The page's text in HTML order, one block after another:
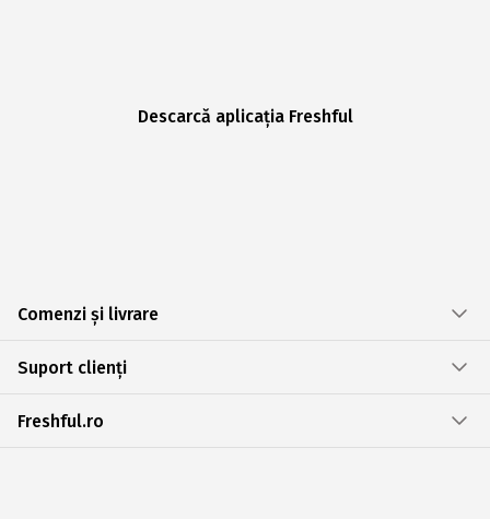
Descarcă aplicația Freshful
Comenzi și livrare
Suport clienți
Freshful.ro